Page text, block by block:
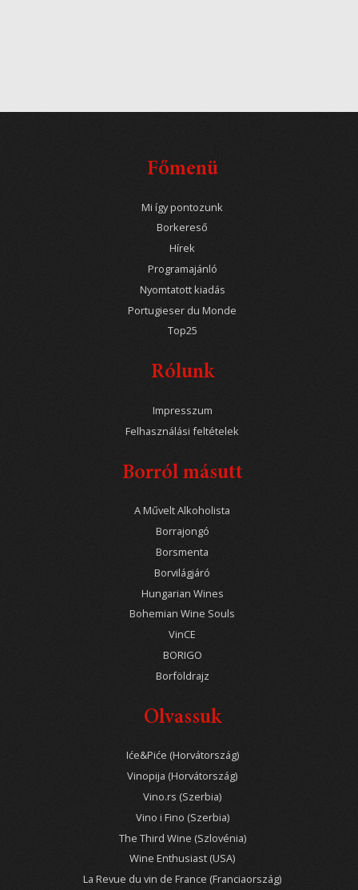
Főmenü
Mi így pontozunk
Borkereső
Hírek
Programajánló
Nyomtatott kiadás
Portugieser du Monde
Top25
Rólunk
Impresszum
Felhasználási feltételek
Borról másutt
A Művelt Alkoholista
Borrajongó
Borsmenta
Borvilágjáró
Hungarian Wines
Bohemian Wine Souls
VinCE
BORIGO
Borföldrajz
Olvassuk
Iće&Piće (Horvátország)
Vinopija (Horvátország)
Vino.rs (Szerbia)
Vino i Fino (Szerbia)
The Third Wine (Szlovénia)
Wine Enthusiast (USA)
La Revue du vin de France (Franciaország)